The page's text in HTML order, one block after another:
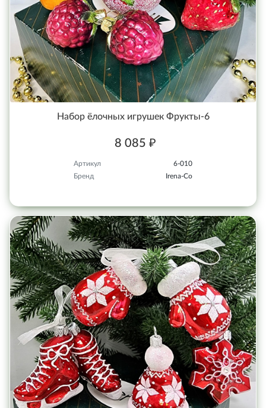
Набор ёлочных игрушек Фрукты-6
8 085 ₽
Артикул
6-010
Бренд
Irena-Co